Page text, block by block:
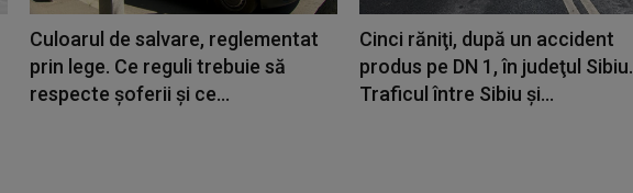
Culoarul de salvare, reglementat
prin lege. Ce reguli trebuie să
respecte șoferii și ce...
Cinci răniţi, după un accident
produs pe DN 1, în judeţul Sibiu.
Traficul între Sibiu şi...